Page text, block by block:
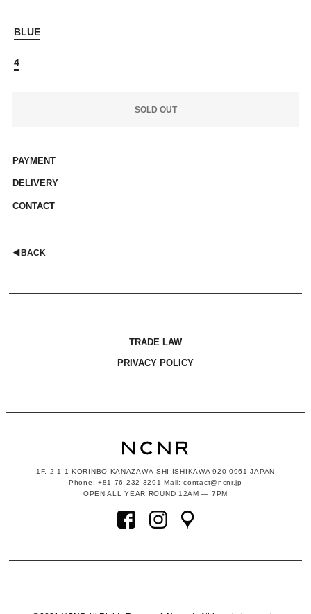
BLUE
4
SOLD OUT
PAYMENT
DELIVERY
CONTACT
◀︎BACK
TRADE LAW
PRIVACY POLICY
1F, 2-1-1KORINBO KANAZAWA-SHI ISHIKAWA 920-0961 JAPAN
Phone: +81 76 232 3291 Mail: contact@ncnr.jp
OPEN ALL YEAR ROUND 12AM — 7PM